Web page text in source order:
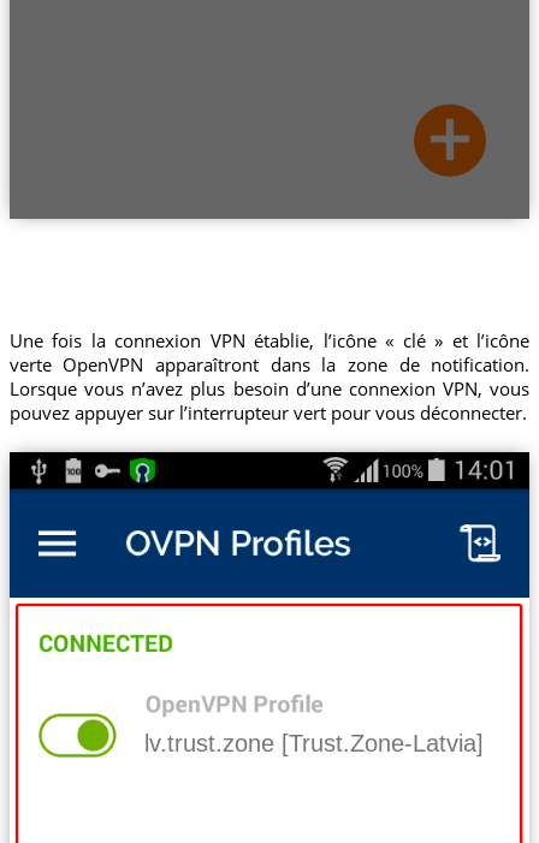
Une fois la connexion VPN établie, l’icône « clé » et l’icône
verte OpenVPN apparaîtront dans la zone de notification.
Lorsque vous n’avez plus besoin d’une connexion VPN, vous
pouvez appuyer sur l’interrupteur vert pour vous déconnecter.
lv.trust.zone [Trust.Zone-Latvia]